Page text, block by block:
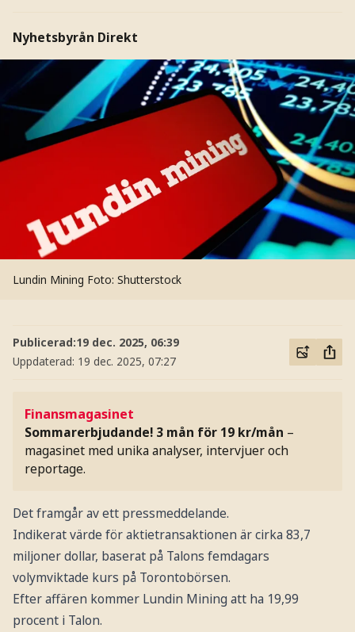
Nyhetsbyrån Direkt
Lundin Mining Foto: Shutterstock
Publicerad:19 dec. 2025, 06:39
Uppdaterad: 19 dec. 2025, 07:27
Finansmagasinet
Sommarerbjudande! 3 mån för 19 kr/mån –
magasinet med unika analyser, intervjuer och
reportage.
Det framgår av ett pressmeddelande.
Indikerat värde för aktietransaktionen är cirka 83,7
miljoner dollar, baserat på Talons femdagars
volymviktade kurs på Torontobörsen.
Efter affären kommer Lundin Mining att ha 19,99
procent i Talon.